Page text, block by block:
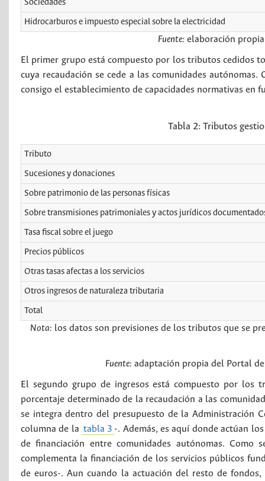
Sociedades
Hidrocarburos e impuesto especial sobre la electricidad
Fuente: elaboración
El primer grupo está compuesto por los tributos cedidos
cuya recaudación se cede a las comunidades
consigo el establecimiento de capacidades normativas en
Tabla 2: Tributos
Tributo
Sucesiones y donaciones
Sobre patrimonio de las personas físicas
Sobre transmisiones patrimoniales y actos jurídicos
Tasa fiscal sobre el juego
Precios públicos
Otras tasas afectas a los servicios
Otros ingresos de naturaleza tributaria
Total
Nota: los datos son previsiones de los tributos que se
Fuente: adaptación propia del Portal
El segundo grupo de ingresos está compuesto por los
porcentaje determinado de la recaudación a las
se integra dentro del presupuesto de la Administración
columna de la tabla 3 -. Además, es aquí donde actúan
de financiación entre comunidades autónomas.
complementa la financiación de los servicios públicos
de euros-. Aun cuando la actuación del resto de